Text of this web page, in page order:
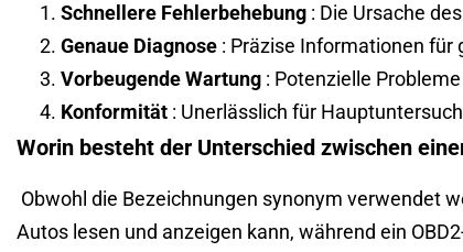
Schnellere Fehlerbehebung : Die Ursache
Genaue Diagnose : Präzise Informationen für
Vorbeugende Wartung : Potenzielle
Konformität : Unerlässlich für
Worin besteht der Unterschied zwischen
Obwohl die Bezeichnungen synonym verwendet
Autos lesen und anzeigen kann, während ein